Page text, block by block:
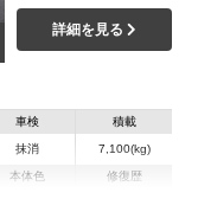
詳細を見る
車検
抹消
積載
7,100(kg)
本体色 修復歴